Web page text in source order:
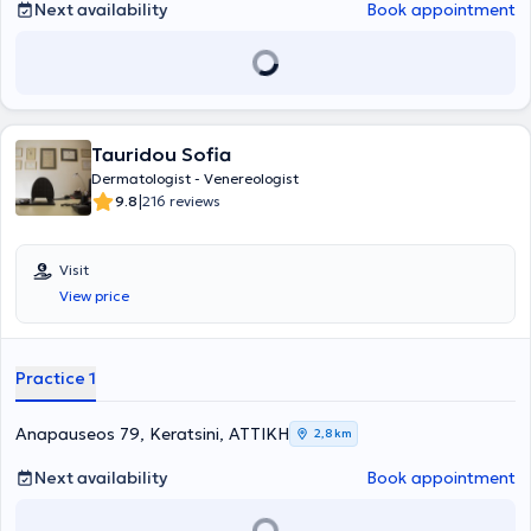
Hellenic Academy of Anti-Aging, and the Hellenic Dermatological
Next availability Book appointment
Tauridou Sofia
Dermatologist - Venereologist
9.8|216 reviews
Visit
View price
Practice 1
Anapauseos 79, Keratsini, ΑΤΤΙΚΗ 2,8 km
Next availability Book appointment